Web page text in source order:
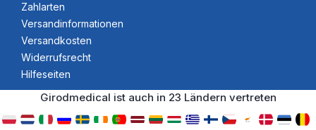
Zahlarten
Versandinformationen
Versandkosten
Widerrufsrecht
Hilfeseiten
Girodmedical ist auch in 23 Ländern vertreten